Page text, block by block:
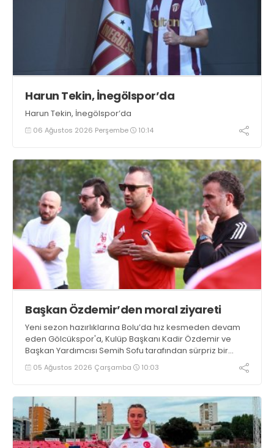
Harun Tekin, İnegölspor’da
Harun Tekin, İnegölspor’da
06 Ağustos 2026 Perşembe 10:14
Başkan Özdemir’den moral ziyareti
Yeni sezon hazırlıklarına Bolu’da hız kesmeden devam
eden Gölcükspor'a, Kulüp Başkanı Kadir Özdemir ve
Başkan Yardımcısı Semih Sofu tarafından sürpriz bir
moral ziyareti gerçekleştirildi
05 Ağustos 2026 Çarşamba 10:03